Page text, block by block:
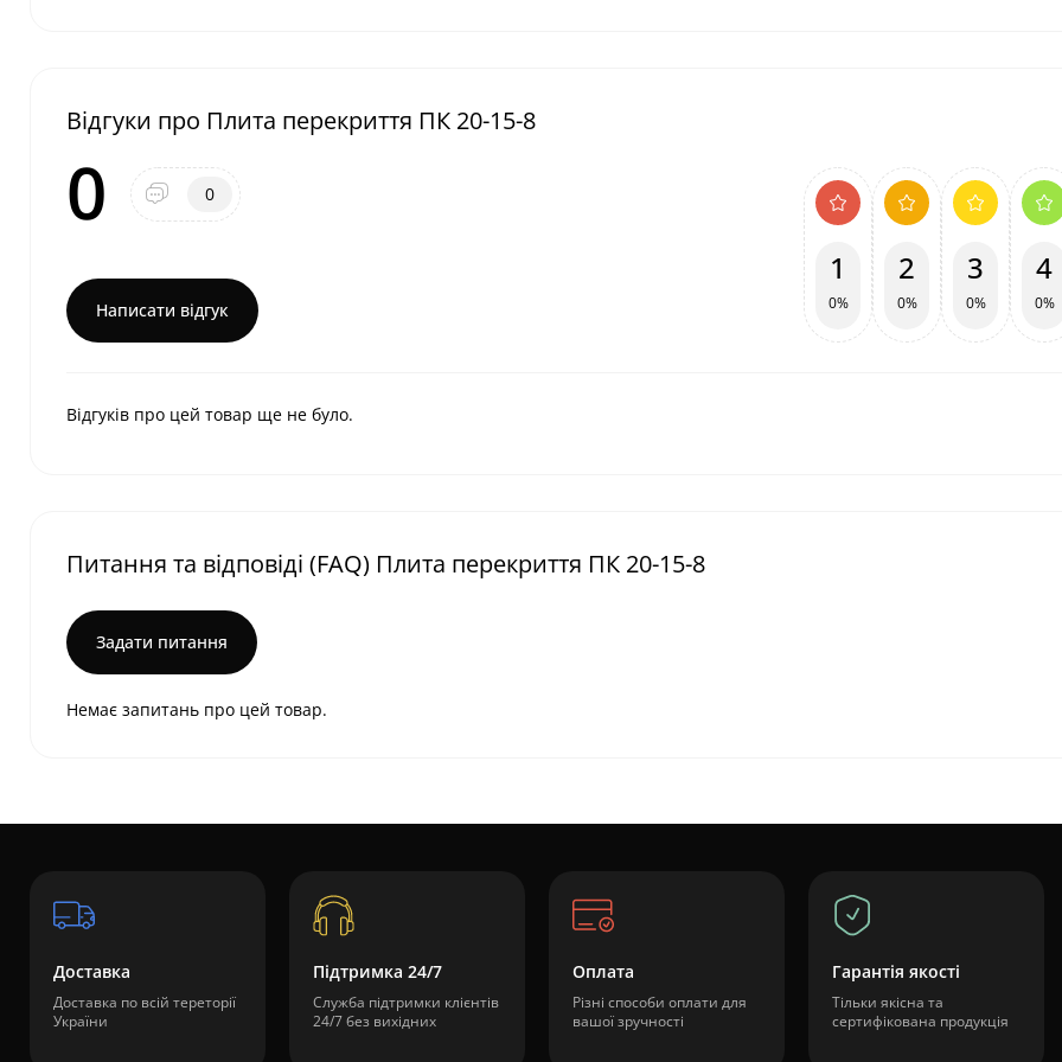
Відгуки про Плита перекриття ПК 20-15-8
0 0
Написати відгук
1
0%
2
0%
3
0%
4
0%
Відгуків про цей товар ще не було.
Питання та відповіді (FAQ) Плита перекриття ПК 20-15-8
Задати питання
Немає запитань про цей товар.
Доставка
Доставка по всій тереторії
України
Підтримка 24/7
Служба підтримки клієнтів
24/7 без вихідних
Оплата
Різні способи оплати для
вашої зручності
Гарантія якості
Тільки якісна та
сертифікована продукція